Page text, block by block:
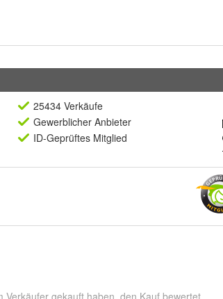
25434 Verkäufe
Gewerblicher Anbieter
ID-Geprüftes Mitglied
gekauft haben, den Kauf bewertet.